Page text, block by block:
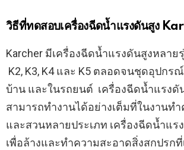
วิธีที่ทดสอบเครื่องฉีดน้ำแรงดันสูง
Karcher มีเครื่องฉีดน้ำแรงดันสูงหลาย
K2, K3, K4 และ K5 ตลอดจนชุดอุปกร
บ้าน และในรถยนต์ เครื่องฉีดน้ำแรงดั
สามารถทำงานได้อย่างเต็มที่ในงานท
และสวนหลายประเภท เครื่องฉีดน้ำแร
เพื่อล้างและทำความสะอาดสิ่งสกปรก